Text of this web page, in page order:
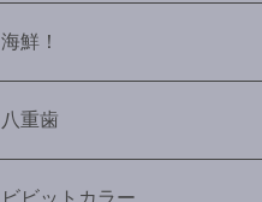
海鮮！
八重歯
ビビットカラー